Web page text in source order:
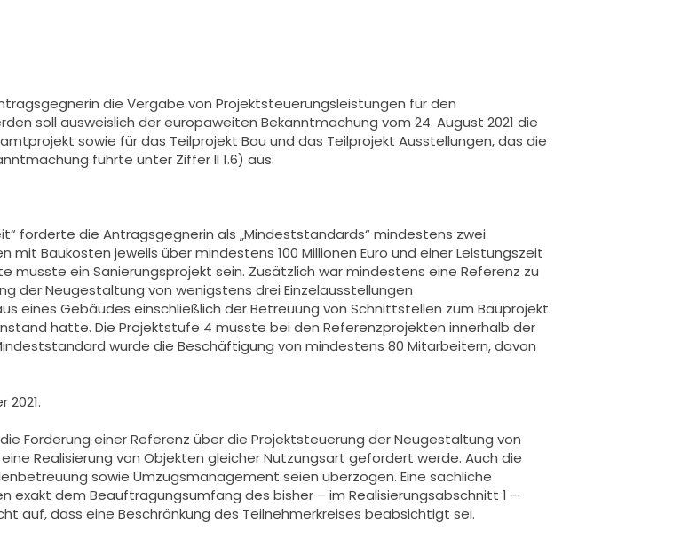
die Vergabe von Projektsteuerungsleistungen für den
soll ausweislich der europaweiten Bekanntmachung vom 24. August 2021 die
sowie für das Teilprojekt Bau und das Teilprojekt Ausstellungen, das die
führte unter Ziffer II 1.6) aus:
forderte die Antragsgegnerin als „Mindeststandards“ mindestens zwei
Baukosten jeweils über mindestens 100 Millionen Euro und einer Leistungszeit
musste ein Sanierungsprojekt sein. Zusätzlich war mindestens eine Referenz zu
der Neugestaltung von wenigstens drei Einzelausstellungen
eines Gebäudes einschließlich der Betreuung von Schnittstellen zum Bauprojekt
hatte. Die Projektstufe 4 musste bei den Referenzprojekten innerhalb der
wurde die Beschäftigung von mindestens 80 Mitarbeitern, davon
Forderung einer Referenz über die Projektsteuerung der Neugestaltung von
eine Realisierung von Objekten gleicher Nutzungsart gefordert werde. Auch die
sowie Umzugsmanagement seien überzogen. Eine sachliche
exakt dem Beauftragungsumfang des bisher – im Realisierungsabschnitt 1 –
auf, dass eine Beschränkung des Teilnehmerkreises beabsichtigt sei.